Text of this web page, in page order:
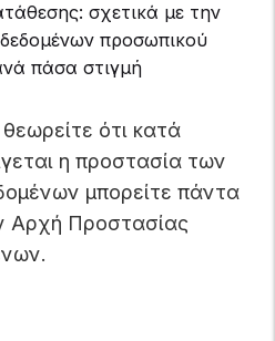
σχετικά με την
προσωπικού
πάσα στιγμή
ότι κατά
η προστασία των
μπορείτε πάντα
Αρχή Προστασίας